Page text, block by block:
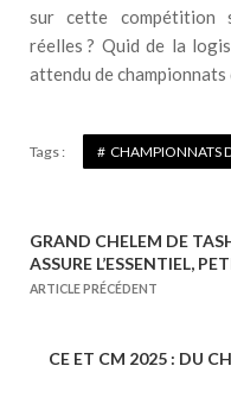
sur cette compétition
réelles ? Quid de la
attendu de
Tags : CHAMPIONNATS
N
a
GRAND CHELEM DE
ASSURE L’ESSENTIEL,
ARTICLE PRÉCÉDENT
CE ET CM 2025 : DU